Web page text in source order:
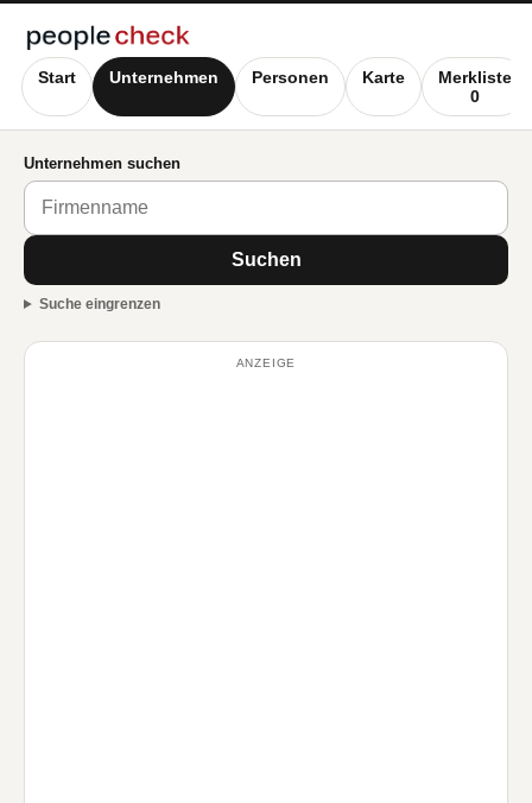
Start Unternehmen Personen Karte
Merkliste
0
Unternehmen suchen
Suchen
Suche eingrenzen
ANZEIGE